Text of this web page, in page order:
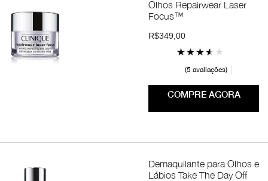
Olhos Repairwear Laser
Focus™
R$349,00
5 avaliações
COMPRE AGORA
Demaquilante para Olhos e
Lábios Take The Day Off